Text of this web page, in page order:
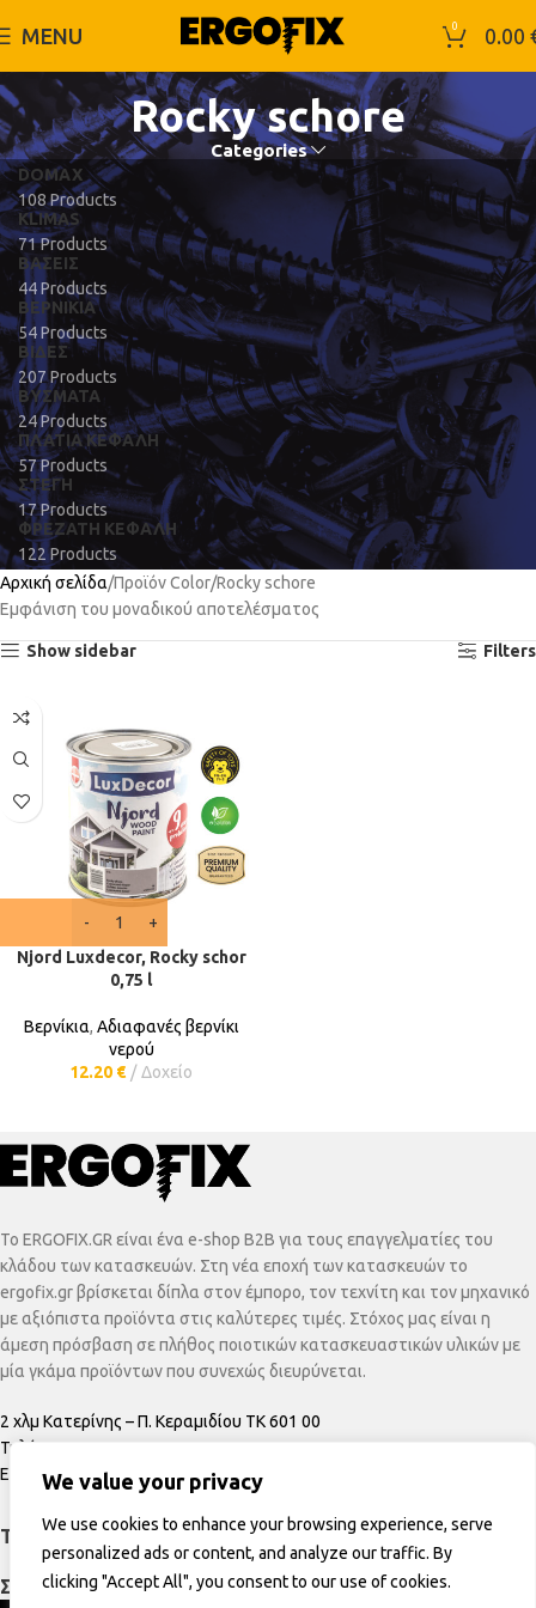
We value your privacy
We use cookies to enhance your browsing experience, serve
personalized ads or content, and analyze our traffic. By
clicking "Accept All", you consent to our use of cookies.
MENU 0 0.00
Rocky schore
Categories
DOMAX
108 Products
KLIMAS
71 Products
ΒΆΣΕΙΣ
44 Products
ΒΕΡΝΊΚΙΑ
54 Products
ΒΊΔΕΣ
207 Products
ΒΎΣΜΑΤΑ
24 Products
ΠΛΑΤΙΆ ΚΕΦΑΛΉ
57 Products
ΣΤΈΓΗ
17 Products
ΦΡΕΖΆΤΗ ΚΕΦΑΛΉ
122 Products
Αρχική σελίδα Προϊόν Color Rocky schore
Εμφάνιση του μοναδικού αποτελέσματος
Show sidebar Filters
Njord Luxdecor, Rocky schor
0,75 l
Βερνίκια, Αδιαφανές βερνίκι
νερού
12.20 € Δοχείο
To ERGOFIX.GR είναι ένα e-shop B2B για τους επαγγελματίες του
κλάδου των κατασκευών. Στη νέα εποχή των κατασκευών το
ergofix.gr βρίσκεται δίπλα στον έμπορο, τον τεχνίτη και τον μηχανικό
με αξιόπιστα προϊόντα στις καλύτερες τιμές. Στόχος μας είναι η
άμεση πρόσβαση σε πλήθος ποιοτικών κατασκευαστικών υλικών με
μία γκάμα προϊόντων που συνεχώς διευρύνεται.
2 χλμ Κατερίνης – Π. Κεραμιδίου ΤΚ 601 00
Τηλέφωνο:+30 23510 20650
Email:info@ergofix.gr
ΤΕΛΕΥΤΑΊΑ ΠΡΟΪΌΝΤΑ
ΣΕΛΊΔΕΣ